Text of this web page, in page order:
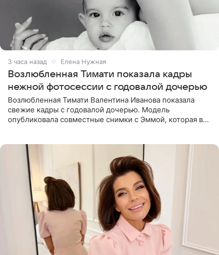
3 часа назад Елена Нужная
Возлюбленная Тимати показала кадры
нежной фотосессии с годовалой дочерью
Возлюбленная Тимати Валентина Иванова показала
свежие кадры с годовалой дочерью. Модель
опубликовала совместные снимки с Эммой, которая в